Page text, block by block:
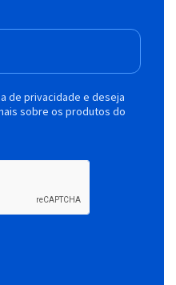
de privacidade e deseja
sobre os produtos do